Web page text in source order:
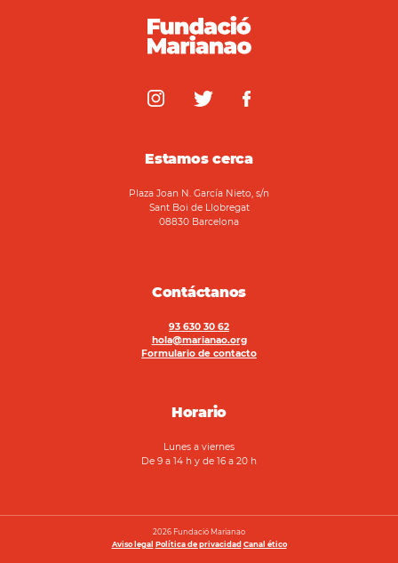
Estamos cerca
Plaza Joan N. García Nieto, s/n
Sant Boi de Llobregat
08830 Barcelona
Contáctanos
93 630 30 62
hola@marianao.org
Formulario de contacto
Horario
Lunes a viernes
De 9 a 14 h y de 16 a 20 h
2026 Fundació Marianao
Aviso legal Política de privacidad Canal ético